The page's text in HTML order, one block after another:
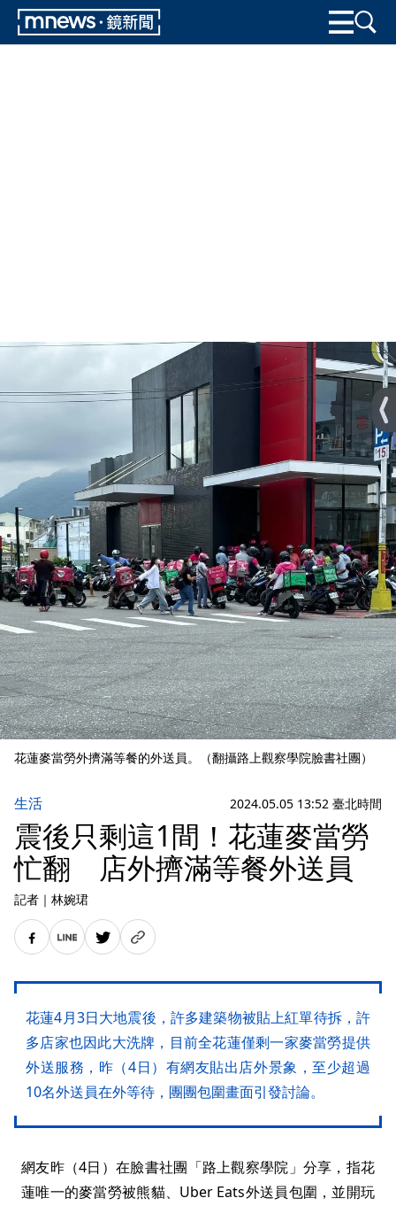
花蓮麥當勞外擠滿等餐的外送員。（翻攝路上觀察學院臉書社團）
生活 2024.05.05 13:52 臺北時間
震後只剩這1間！花蓮麥當勞
忙翻 店外擠滿等餐外送員
記者 ｜ 林婉珺
花蓮4月3日大地震後，許多建築物被貼上紅單待拆，許
多店家也因此大洗牌，目前全花蓮僅剩一家麥當勞提供
外送服務，昨（4日）有網友貼出店外景象，至少超過
10名外送員在外等待，團團包圍畫面引發討論。
網友昨（4日）在臉書社團「路上觀察學院」分享，指花
蓮唯一的麥當勞被熊貓、Uber Eats外送員包圍，並開玩